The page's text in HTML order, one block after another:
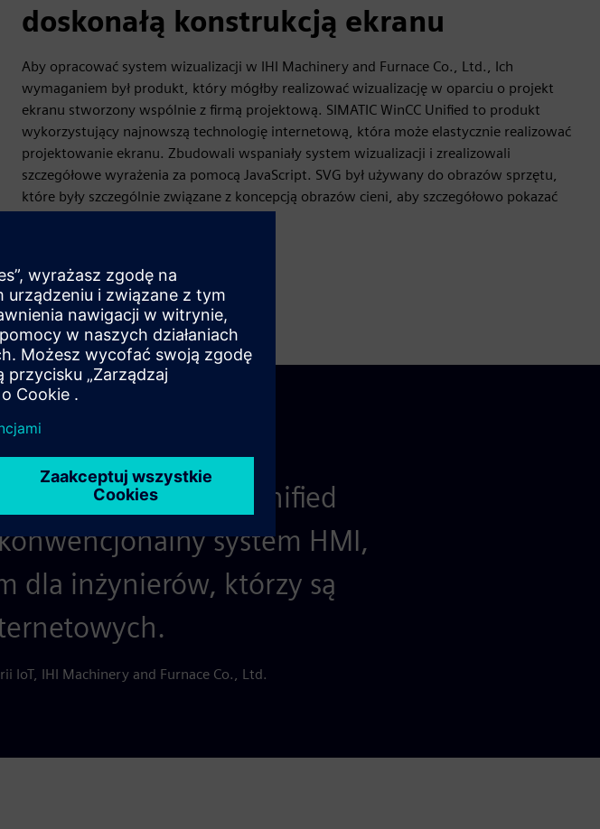
doskonałą konstrukcją ekranu
Aby opracować system wizualizacji w IHI Machinery and Furnace Co., Ltd., Ich
wymaganiem był produkt, który mógłby realizować wizualizację w oparciu o projekt
ekranu stworzony wspólnie z firmą projektową. SIMATIC WinCC Unified to produkt
wykorzystujący najnowszą technologię internetową, która może elastycznie realizować
projektowanie ekranu. Zbudowali wspaniały system wizualizacji i zrealizowali
szczegółowe wyrażenia za pomocą JavaScript. SVG był używany do obrazów sprzętu,
które były szczególnie związane z koncepcją obrazów cieni, aby szczegółowo pokazać
SIMATIC WinCC Unified
system HMI,
dla inżynierów, którzy są
IoT, IHI Machinery and Furnace Co., Ltd.